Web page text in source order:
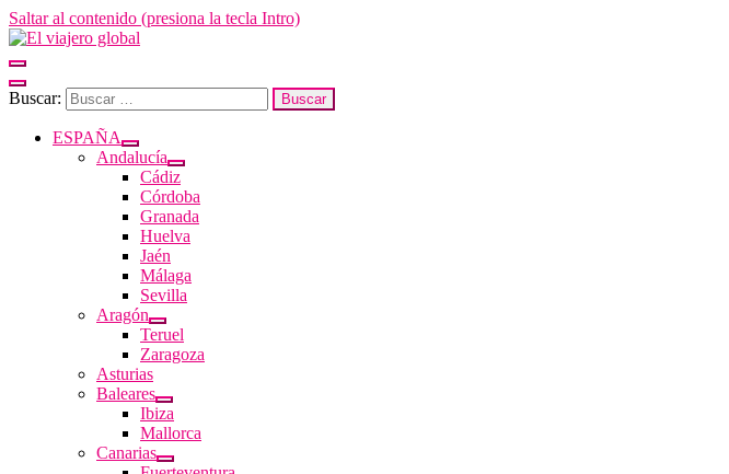
Saltar al contenido (presiona la tecla Intro)
Buscar:
ESPAÑA
Andalucía
Cádiz
Córdoba
Granada
Huelva
Jaén
Málaga
Sevilla
Aragón
Teruel
Zaragoza
Asturias
Baleares
Ibiza
Mallorca
Canarias